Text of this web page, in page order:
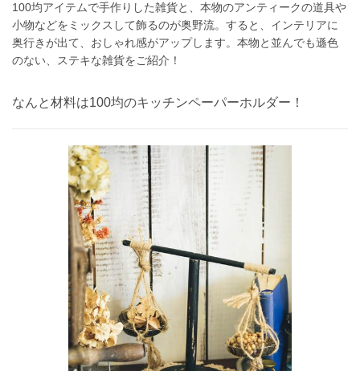
100均アイテムで手作りした雑貨と、本物のアンティークの道具や
小物などをミックスして飾るのが奥野流。すると、インテリアに
奥行きが出て、おしゃれ感がアップします。本物と並んでも遜色
のない、ステキな雑貨をご紹介！
なんと材料は100均のキッチンペーパーホルダー！